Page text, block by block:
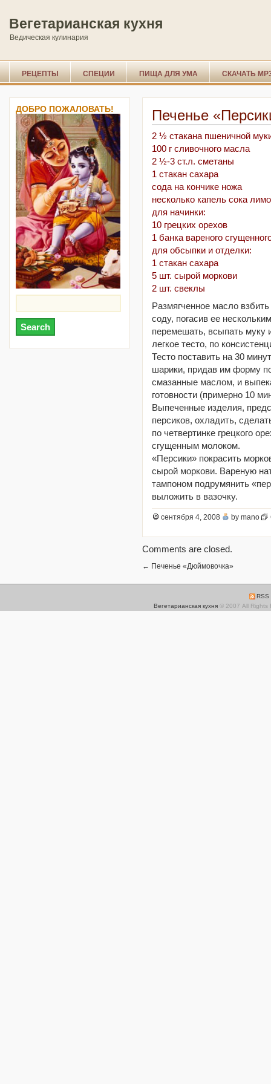
Вегетарианская кухня
Ведическая кулинария
РЕЦЕПТЫ СПЕЦИИ ПИЩА ДЛЯ УМА СКАЧАТЬ
Печенье
2 ½ стакана пшеничной
100 г сливочного масла
2 ½-3 ст.л. сметаны
1 стакан сахара
сода на кончике ножа
несколько капель сока
для начинки:
10 грецких орехов
1 банка вареного
для обсыпки и отделки:
1 стакан сахара
5 шт. сырой моркови
2 шт. свеклы
Размягченное масло
соду, погасив ее
перемешать, всыпать муку
легкое тесто, по
Тесто поставить на 30
шарики, придав им форму
смазанные маслом, и
готовности (примерно 10
Выпеченные изделия,
персиков, охладить,
по четвертинке грецкого
сгущенным молоком.
«Персики» покрасить
сырой моркови. Вареную
тампоном подрумянить
выложить в вазочку.
сентября 4, 2008 by mano
Comments are closed.
← Печенье «Дюймовочка»
ДОБРО ПОЖАЛОВАТЬ!
RSS
Вегетарианская кухня© 2007 All Rights